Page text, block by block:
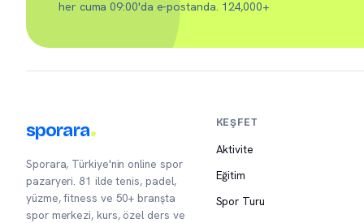
her cuma 09:00'da e-postanda. 124,000+
sporara
Sporara, Türkiye'nin online spor
pazaryeri. 81 ilde tenis, padel,
yüzme, fitness ve 50+ branşta
spor merkezi, kurs, özel ders ve
KEŞFET
Aktivite
Eğitim
Spor Turu